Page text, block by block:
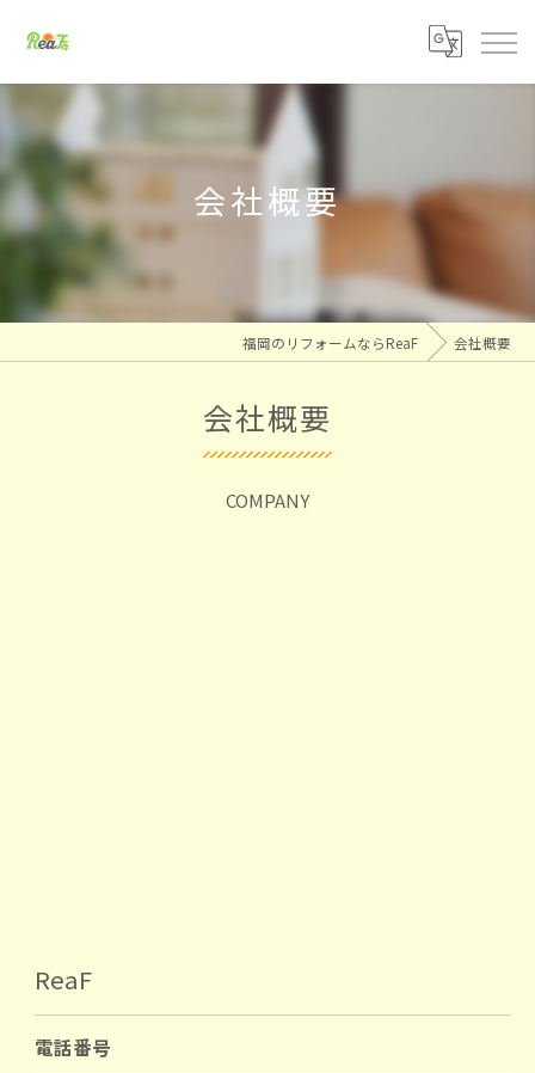
会社概要
福岡のリフォームならReaF 会社概要
会社概要
COMPANY
ReaF
電話番号